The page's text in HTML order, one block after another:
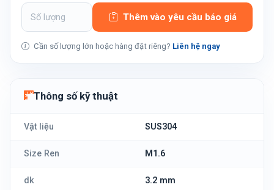
Thêm vào yêu cầu báo giá
Cần số lượng lớn hoặc hàng đặt riêng? Liên hệ ngay
Thông số kỹ thuật
Vật liệu SUS304
Size Ren M1.6
dk 3.2 mm